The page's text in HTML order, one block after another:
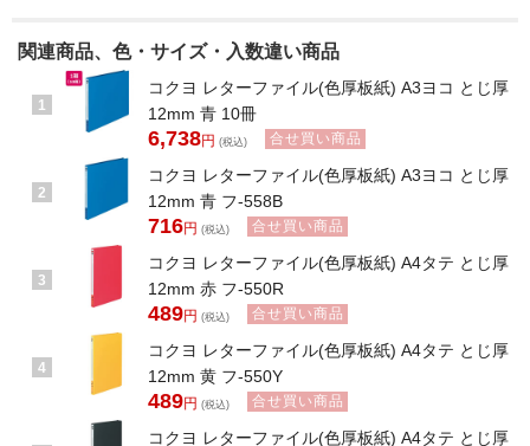
関連商品、色・サイズ・入数違い商品
1
コクヨ レターファイル(色厚板紙) A3ヨコ とじ厚
12mm 青 10冊
6,738円 (税込) 合せ買い商品
2
コクヨ レターファイル(色厚板紙) A3ヨコ とじ厚
12mm 青 フ-558B
716円 (税込) 合せ買い商品
3
コクヨ レターファイル(色厚板紙) A4タテ とじ厚
12mm 赤 フ-550R
489円 (税込) 合せ買い商品
4
コクヨ レターファイル(色厚板紙) A4タテ とじ厚
12mm 黄 フ-550Y
489円 (税込) 合せ買い商品
コクヨ レターファイル(色厚板紙) A4タテ とじ厚